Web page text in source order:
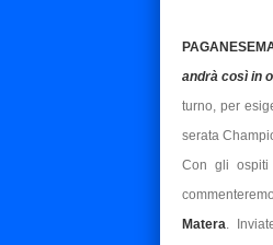
andrà così in
turno, per
serata
Con gli ospiti
Matera.